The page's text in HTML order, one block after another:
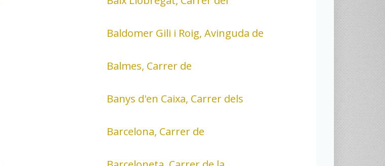
Baldomer Gili i Roig, Avinguda de
Balmes, Carrer de
Banys d'en Caixa, Carrer dels
Barcelona, Carrer de